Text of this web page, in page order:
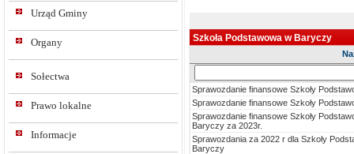
Urząd Gminy
Organy
Sołectwa
Prawo lokalne
Informacje
Szkoła Podstawowa w Baryczy
w
Sprawozdanie finansowe Szkoły
Sprawozdanie finansowe Szkoły
Sprawozdanie finansowe Szkoły
Baryczy za 2023r.
Sprawozdania za 2022 r dla Szkoły
Baryczy